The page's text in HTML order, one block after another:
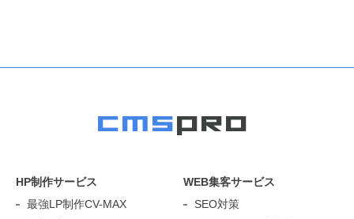
HP制作サービス
最強LP制作CV-MAX
WEB集客サービス
SEO対策